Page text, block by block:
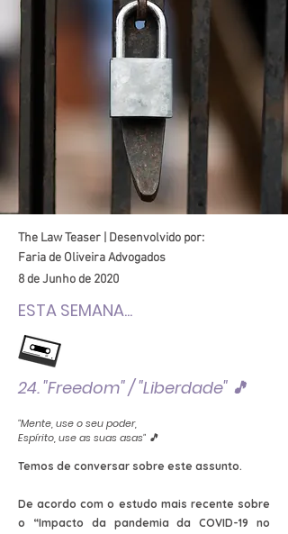
The Law Teaser | Desenvolvido por:
Faria de Oliveira Advogados
8 de Junho de 2020
ESTA SEMANA...
24. "Freedom" / "Liberdade" 🎵
"Mente, use o seu poder,
Espírito, use as suas asas" 🎵
Temos de conversar sobre este assunto.
De acordo com o estudo mais recente sobre
o “Impacto da pandemia da COVID-19 no